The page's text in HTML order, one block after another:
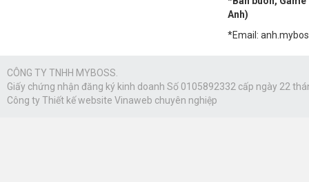
Anh)
*Email:
CÔNG TY TNHH MYBOSS.
Giấy chứng nhận đăng ký kinh doanh Số 0105892332 cấp ngày 22
Công tyThiết kế website Vinaweb chuyên nghiệp